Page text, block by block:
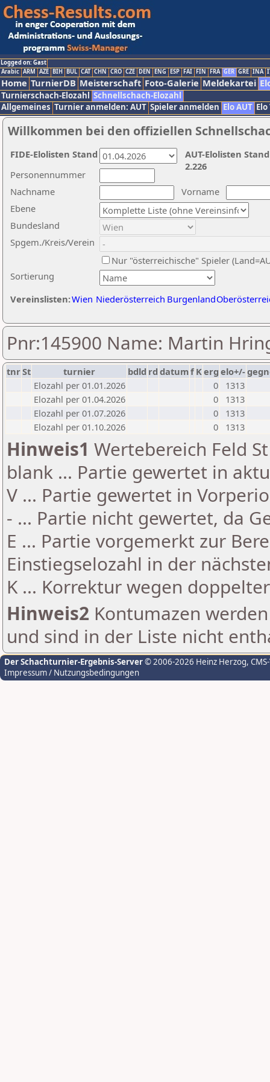
Logged on: Gast
Arabic ARM AZE BIH BUL CAT CHN CRO CZE DEN ENG ESP FAI FIN FRA GER GRE INA
Home TurnierDB Meisterschaft Foto-Galerie Meldekartei
Turnierschach-Elozahl Schnellschach-Elozahl
Allgemeines Turnier anmelden: AUT Spieler anmelden Elo AUT
Willkommen bei den offiziellen
Nachname
Vorname
Ebene
Sortierung
Personennummer
Bundesland
Spgem./Kreis/Verein
Nur "österreichische" Spieler
Vereinslisten:Wien Niederösterreich Burgenland
AUT-Elolisten
2.226
FIDE-Elolisten Stand
Pnr:145900 Name: Martin
tnrSt turnier bdld rd datumf Kerg elo+/-
Elozahl per 01.01.2026
0
1313
Elozahl per 01.04.2026
0
1313
Elozahl per 01.07.2026
0
1313
Elozahl per 01.10.2026
0 1313
Hinweis1 Wertebereich Feld
blank ... Partie gewertet in
V ... Partie gewertet in
- ... Partie nicht gewertet, da
E ... Partie vorgemerkt zur
Einstiegselozahl in der
K ... Korrektur wegen
Hinweis2 Kontumazen
und sind in der Liste nicht
Der Schachturnier-Ergebnis-Server© 2006-2026 Heinz Herzog,
Impressum / Nutzungsbedingungen